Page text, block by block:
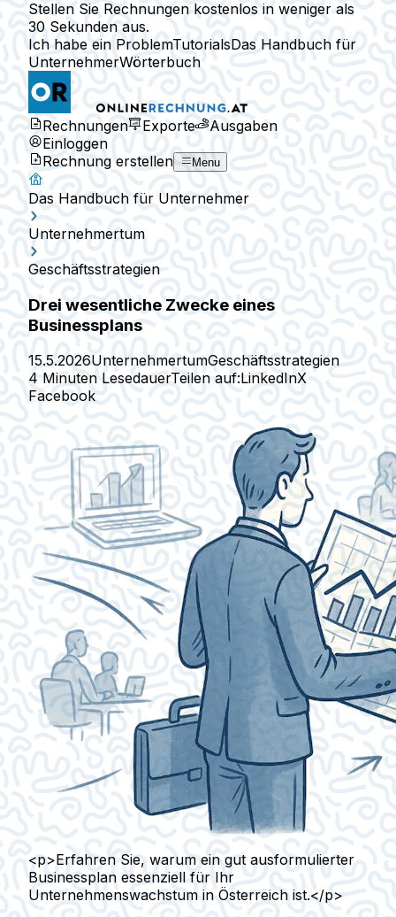
Stellen Sie Rechnungen kostenlos in weniger als
30 Sekunden aus.
Ich habe ein ProblemTutorialsDas Handbuch für
UnternehmerWörterbuch
Rechnungen Exporte
Ausgaben
Einloggen
Rechnung erstellen
Menu
Das Handbuch für Unternehmer
Unternehmertum
Geschäftsstrategien
Drei wesentliche Zwecke eines
Businessplans
15.5.2026UnternehmertumGeschäftsstrategien
4 Minuten LesedauerTeilen auf:LinkedInX
Facebook
<p>Erfahren Sie, warum ein gut ausformulierter
Businessplan essenziell für Ihr
Unternehmenswachstum in Österreich ist.</p>